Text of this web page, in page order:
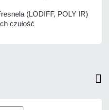
(LODIFF, POLY IR)
czułość